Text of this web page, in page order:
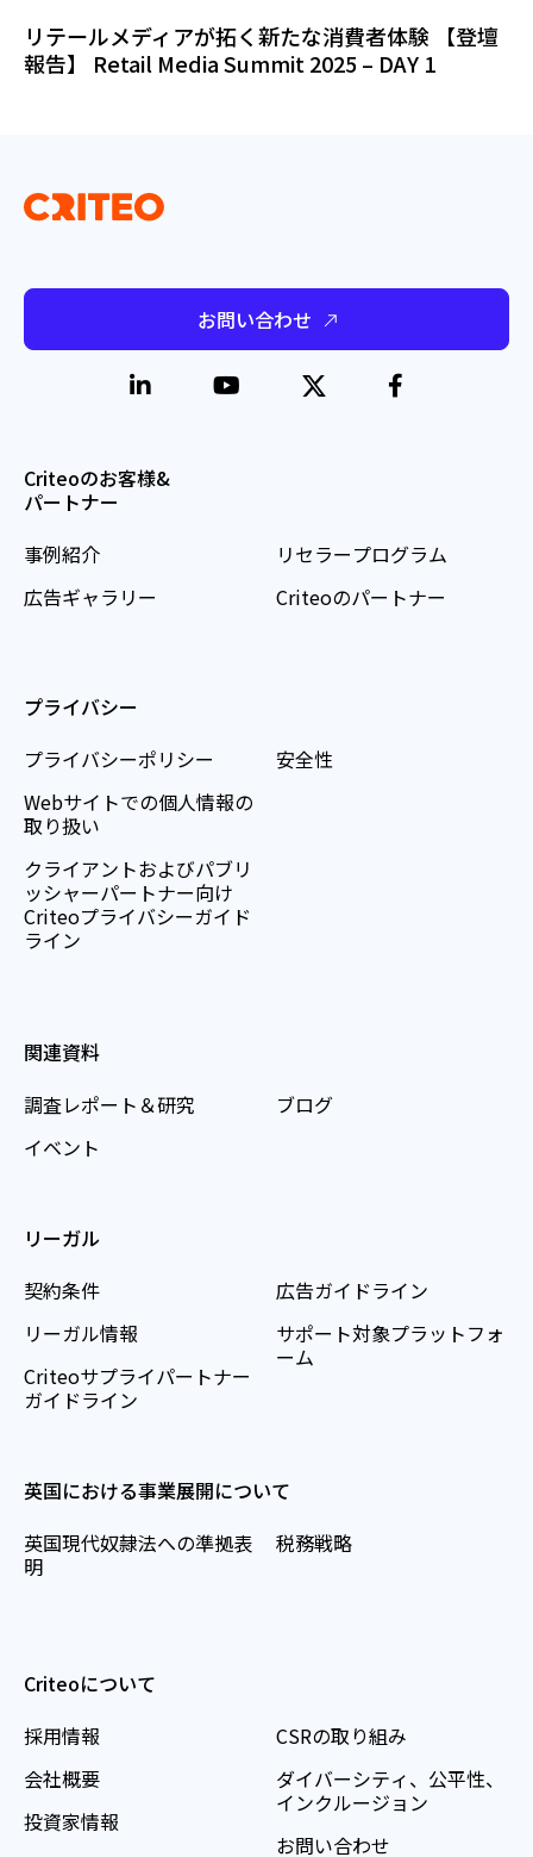
リテールメディアが拓く新たな消費者体験 【登壇
報告】 Retail Media Summit 2025 – DAY 1
お問い合わせ
Criteoのお客様&
パートナー
事例紹介
広告ギャラリー
リセラープログラム
Criteoのパートナー
プライバシー
プライバシーポリシー
Webサイトでの個人情報の
取り扱い
クライアントおよびパブリ
ッシャーパートナー向け
Criteoプライバシーガイド
ライン
安全性
関連資料
調査レポート＆研究
イベント
ブログ
リーガル
契約条件
リーガル情報
Criteoサプライパートナー
ガイドライン
広告ガイドライン
サポート対象プラットフォ
ーム
英国における事業展開について
英国現代奴隷法への準拠表
明
税務戦略
Criteoについて
採用情報
会社概要
投資家情報
CSRの取り組み
ダイバーシティ、公平性、
インクルージョン
お問い合わせ